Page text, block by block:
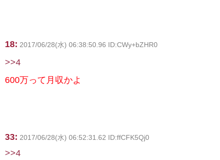
18: 2017/06/28(水) 06:38:50.96 ID:CWy+bZHR0
>>4
600万って月収かよ
33: 2017/06/28(水) 06:52:31.62 ID:ffCFK5Qj0
>>4